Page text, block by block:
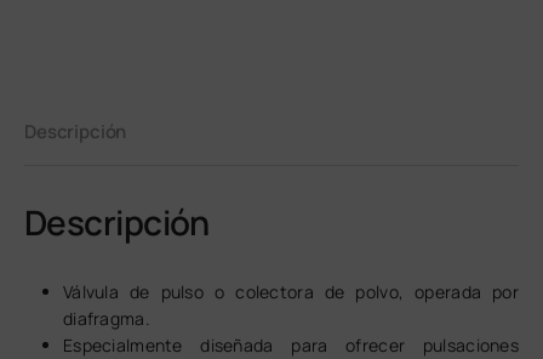
Descripción
Descripción
Válvula de pulso o colectora de polvo, operada por
diafragma.
Especialmente diseñada para ofrecer pulsaciones